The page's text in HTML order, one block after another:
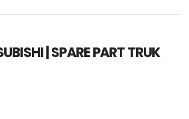
| SPARE PART TRUK